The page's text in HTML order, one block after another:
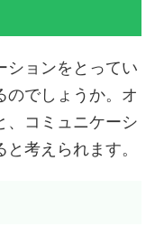
ションをとってい
のでしょうか。オ
、コミュニケーシ
考えられます。